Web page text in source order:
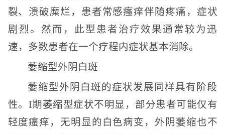
裂、溃破糜烂，患者常感瘙痒伴随疼痛，症状
剧烈。然而，此型患者治疗效果通常较为迅
速，多数患者在一个疗程内症状基本消除。
​萎缩型外阴白斑
萎缩型外阴白斑的症状发展同样具有阶段
性。I期萎缩型症状不明显，部分患者可能仅有
轻度瘙痒，无明显的白色病变，外阴萎缩也不